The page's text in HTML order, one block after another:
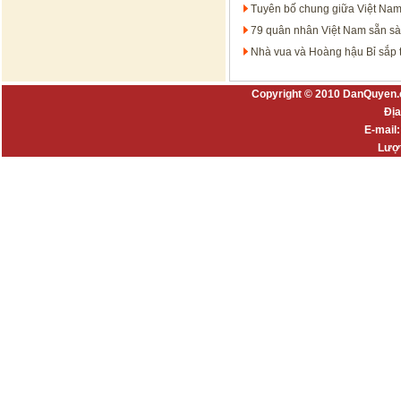
Tuyên bố chung giữa Việt
79 quân nhân Việt Nam sẵn
Nhà vua và Hoàng hậu Bỉ
Copyright © 2010
E-